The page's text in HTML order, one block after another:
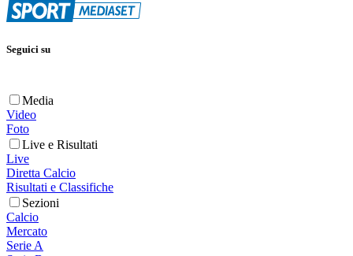
Seguici su
Media
Video
Foto
Live e Risultati
Live
Diretta Calcio
Risultati e Classifiche
Sezioni
Calcio
Mercato
Serie A